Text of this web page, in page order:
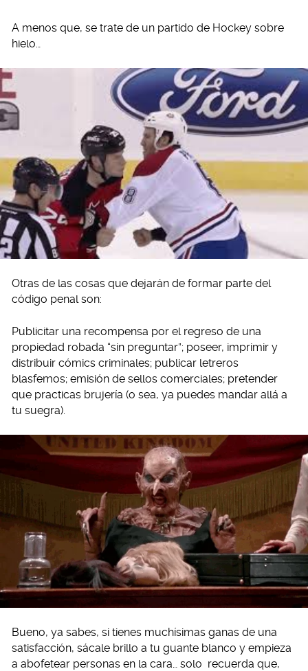
A menos que, se trate de un partido de Hockey sobre
hielo…
Otras de las cosas que dejarán de formar parte del
código penal son:
Publicitar una recompensa por el regreso de una
propiedad robada “sin preguntar”; poseer, imprimir y
distribuir cómics criminales; publicar letreros
blasfemos; emisión de sellos comerciales; pretender
que practicas brujería (o sea, ya puedes mandar allá a
tu suegra).
Bueno, ya sabes, si tienes muchísimas ganas de una
satisfacción, sácale brillo a tu guante blanco y empieza
a abofetear personas en la cara… solo recuerda que,